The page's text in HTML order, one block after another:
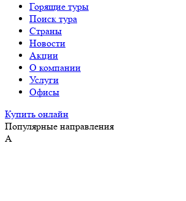
Горящие туры
Поиск тура
Страны
Новости
Акции
О компании
Услуги
Офисы
Купить онлайн
Популярные направления
А